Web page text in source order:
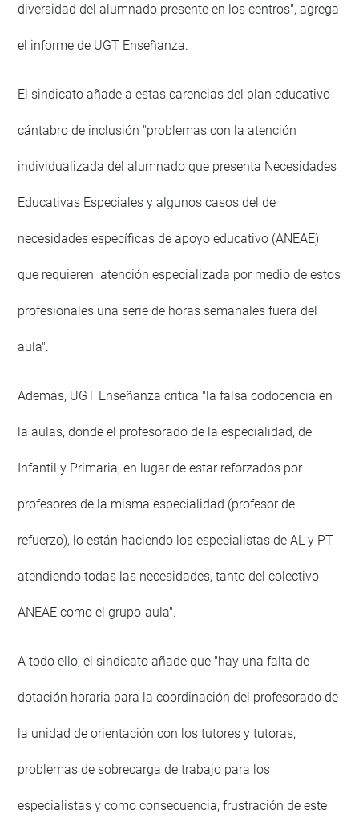
diversidad del alumnado presente en los centros", agrega
el informe de UGT Enseñanza.
El sindicato añade a estas carencias del plan educativo
cántabro de inclusión "problemas con la atención
individualizada del alumnado que presenta Necesidades
Educativas Especiales y algunos casos del de
necesidades específicas de apoyo educativo (ANEAE)
que requieren atención especializada por medio de estos
profesionales una serie de horas semanales fuera del
aula".
Además, UGT Enseñanza critica "la falsa codocencia en
la aulas, donde el profesorado de la especialidad, de
Infantil y Primaria, en lugar de estar reforzados por
profesores de la misma especialidad (profesor de
refuerzo), lo están haciendo los especialistas de AL y PT
atendiendo todas las necesidades, tanto del colectivo
ANEAE como el grupo-aula".
A todo ello, el sindicato añade que "hay una falta de
dotación horaria para la coordinación del profesorado de
la unidad de orientación con los tutores y tutoras,
problemas de sobrecarga de trabajo para los
especialistas y como consecuencia, frustración de este